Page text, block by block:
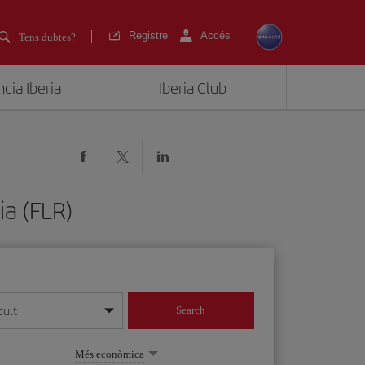
Tens dubtes? Registre Accés
Iberia Iberia Club
(FLR)
mes/any
Search
Més econòmica